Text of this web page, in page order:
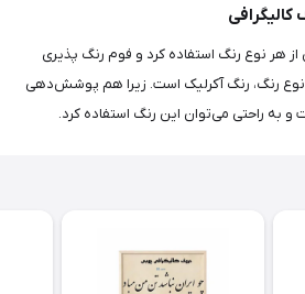
هر نوع رنگ استفاده کرد و فوم رنگ پذیری
نوع رنگ، رنگ آکرلیک است. زیرا هم پوشش‌دهی
و به راحتی می‌توان این رنگ استفاده کرد.